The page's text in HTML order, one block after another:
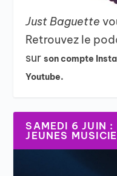
Just Baguette
Retrouvez le
surson compte
Youtube.
SAMEDI 6 JUIN :
JEUNES